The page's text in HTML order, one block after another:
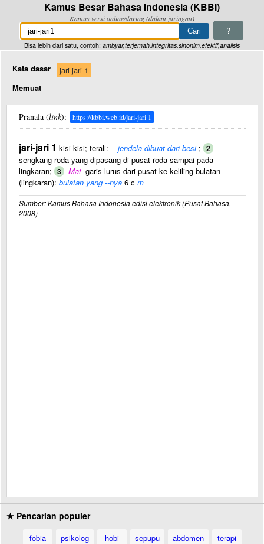
Kamus Besar Bahasa Indonesia (KBBI)
Kamus versi online/daring (dalam jaringan)
?
Bisa lebih dari satu, contoh: ambyar,terjemah,integritas,sinonim,efektif,analisis
Kata dasar
jari-jari 1
Memuat
Pranala (link): https://kbbi.web.id/jari-jari 1
jari-jari 1 kisi-kisi; terali: -- jendela dibuat dari besi; 2
sengkang roda yang dipasang di pusat roda sampai pada
lingkaran; 3 Mat garis lurus dari pusat ke keliling bulatan
(lingkaran): bulatan yang --nya 6 c m
Sumber: Kamus Bahasa Indonesia edisi elektronik (Pusat Bahasa,
2008)
★ Pencarian populer
fobia psikolog hobi sepupu abdomen
terapi